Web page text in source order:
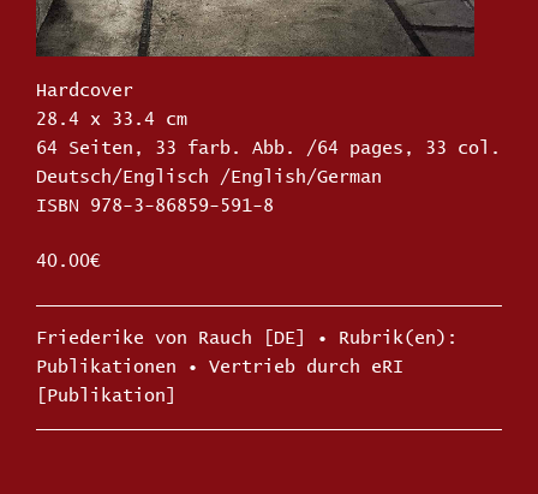
Hardcover
28.4 x 33.4 cm
64 Seiten, 33 farb. Abb. /64 pages, 33 col.
Deutsch/Englisch /English/German
ISBN 978-3-86859-591-8
40.00€
Kategorien
Friederike von Rauch [DE]
Publikationen • Vertrieb durch eRI
[Publikation]